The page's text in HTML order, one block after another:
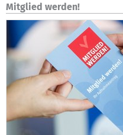
Mitglied werden!